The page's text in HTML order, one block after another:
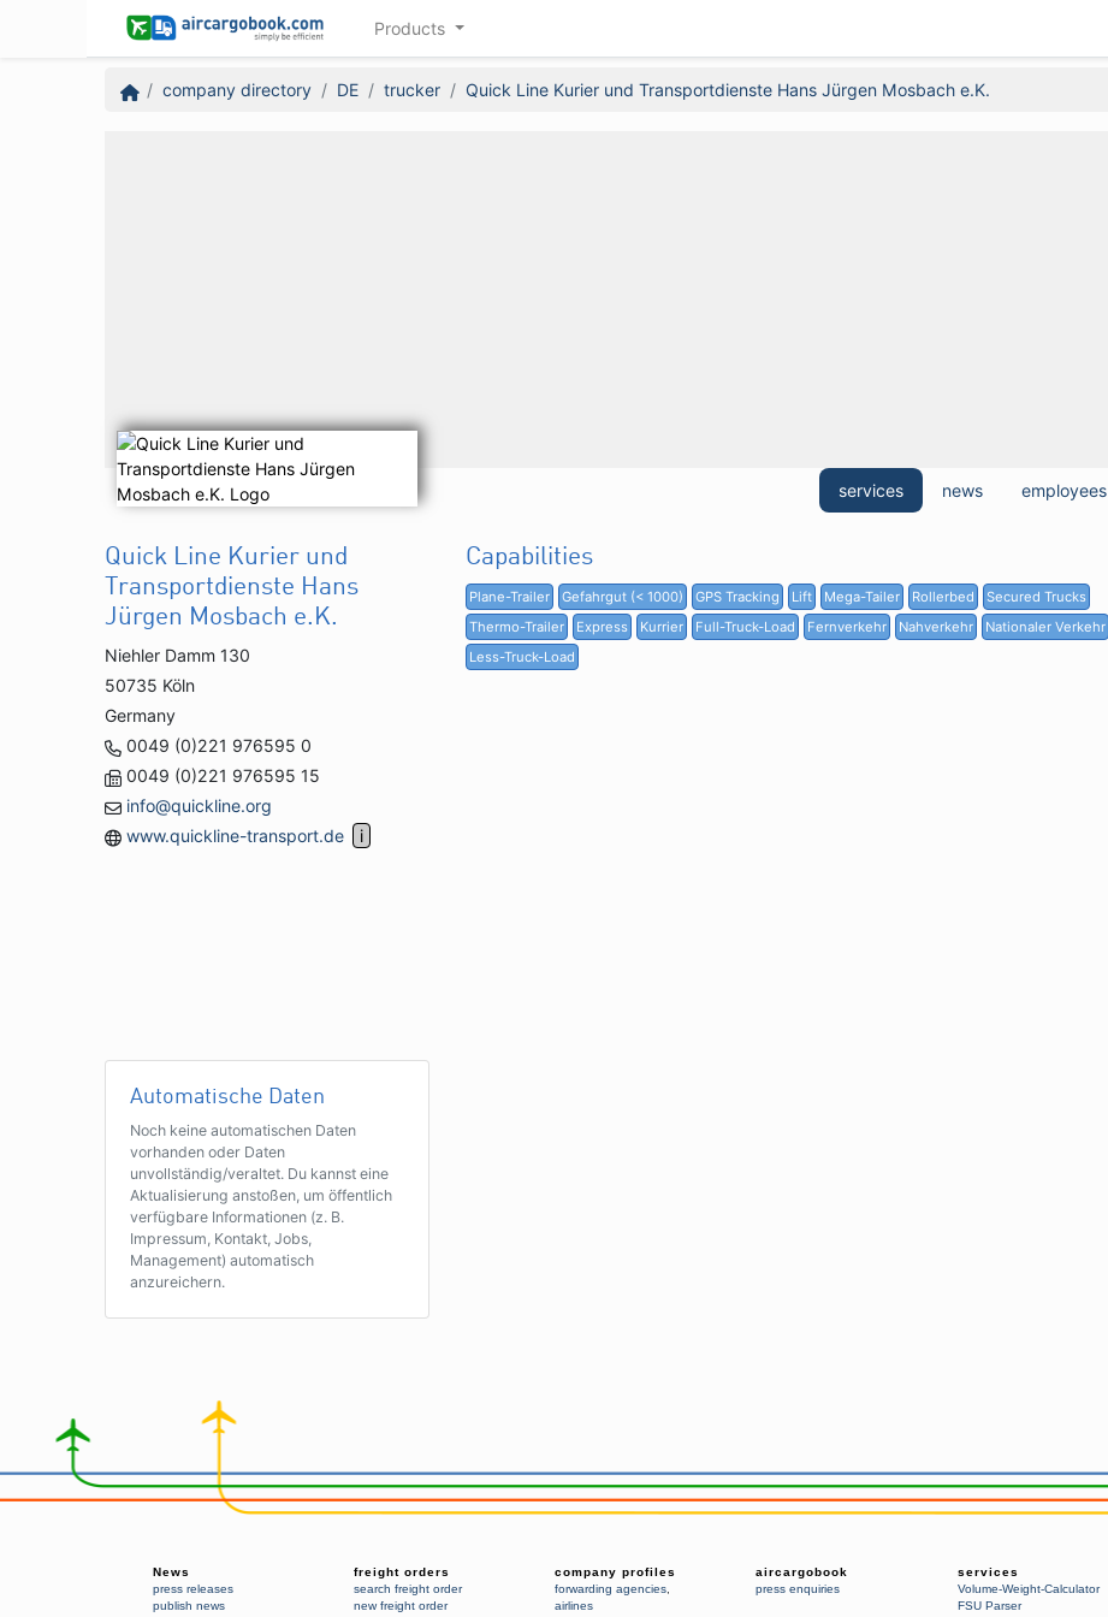
Products
company directory DE trucker Quick Line Kurier und Transportdienste Hans Jürgen Mosbach e.K.
services news employees
Quick Line Kurier und
Transportdienste Hans
Jürgen Mosbach e.K.
Niehler Damm 130
50735 Köln
Germany
0049 (0)221 976595 0
0049 (0)221 976595 15
info@quickline.org
www.quickline-transport.de
Capabilities
Plane-Trailer Gefahrgut (< 1000) GPS Tracking Lift Mega-Tailer Rollerbed
Secured Trucks
Thermo-Trailer
Express Kurrier Full-Truck-Load Fernverkehr Nahverkehr
Nationaler Verkehr
Less-Truck-Load
Automatische Daten
Noch keine automatischen Daten
vorhanden oder Daten
unvollständig/veraltet. Du kannst eine
Aktualisierung anstoßen, um öffentlich
verfügbare Informationen (z. B.
Impressum, Kontakt, Jobs,
Management) automatisch
anzureichern.
News
press releases
publish news
freight orders
search freight order
new freight order
company profiles
forwarding agencies
airlines
aircargobook
press enquiries
services
Volume-Weight-Calculator
FSU Parser